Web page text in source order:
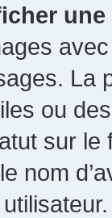
La
ou
sur
nom